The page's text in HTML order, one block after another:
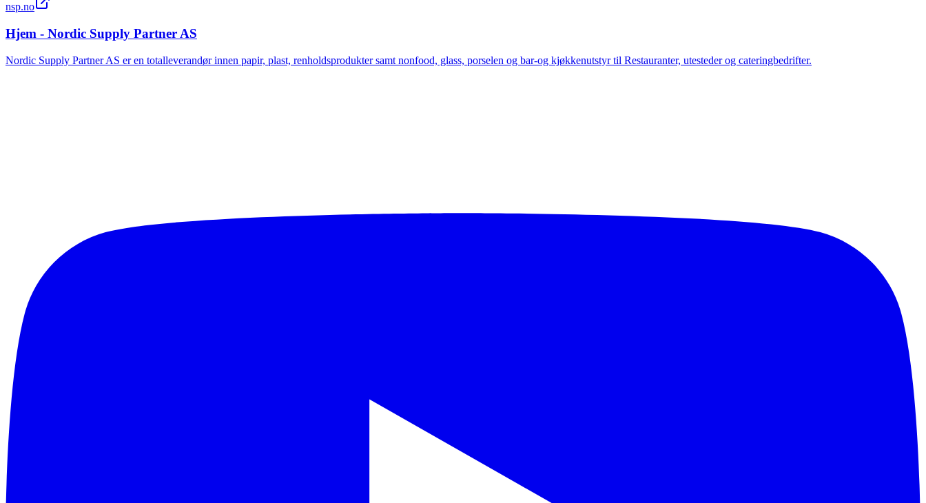
nsp.no
Hjem - Nordic Supply Partner AS
Nordic Supply Partner AS er en totalleverandør innen papir, plast, renholdsprodukter samt nonfood, glass, porselen og bar-og kjøkkenutstyr til Restauranter, utesteder og cateringbedrifter.